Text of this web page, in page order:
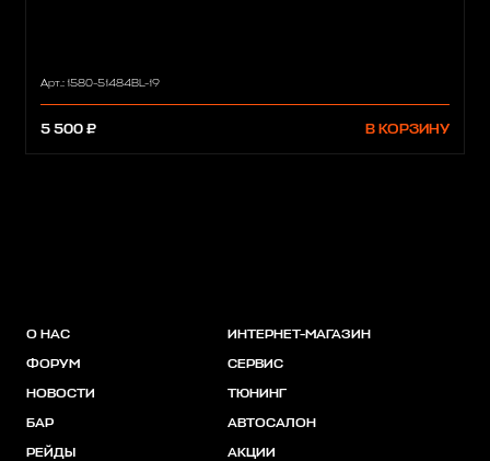
Арт.: 1580-51484BL-19
5 500 ₽ В КОРЗИНУ
О НАС
ФОРУМ
НОВОСТИ
БАР
РЕЙДЫ
ИНТЕРНЕТ-МАГАЗИН
СЕРВИС
ТЮНИНГ
АВТОСАЛОН
АКЦИИ